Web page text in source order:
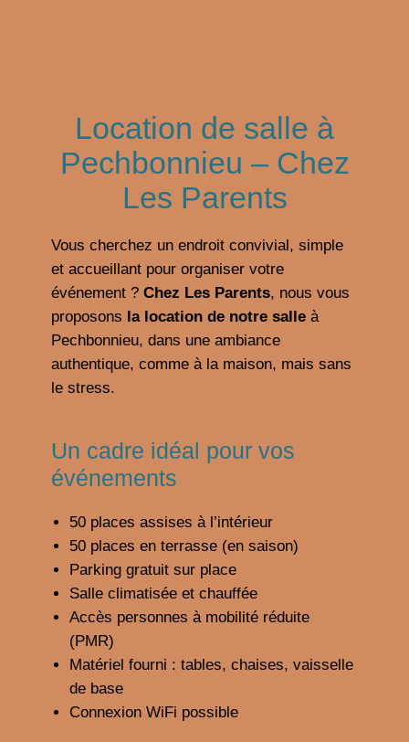
Location de salle à
Pechbonnieu – Chez
Les Parents
Vous cherchez un endroit convivial, simple
et accueillant pour organiser votre
événement ? Chez Les Parents, nous vous
proposons la location de notre salleà
Pechbonnieu, dans une ambiance
authentique, comme à la maison, mais sans
le stress.
Un cadre idéal pour vos
événements
50 places assises à l’intérieur
50 places en terrasse (en saison)
Parking gratuit sur place
Salle climatisée et chauffée
Accès personnes à mobilité réduite
(PMR)
Matériel fourni : tables, chaises, vaisselle
de base
Connexion WiFi possible